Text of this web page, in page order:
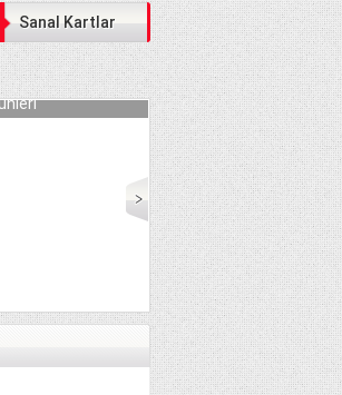
Sanal Kartlar
Serbest Piyasada Fındık Fiyatları 2018 DE
GÜLER:)